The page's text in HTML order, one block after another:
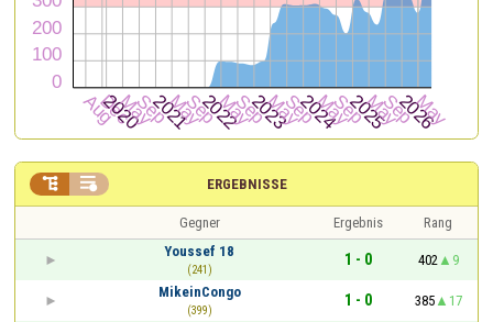
ERGEBNISSE
 
Gegner Ergebnis
Rang
Youssef 18
(241)
1 - 0 402
9
MikeinCongo
(399)
1 - 0 385
17